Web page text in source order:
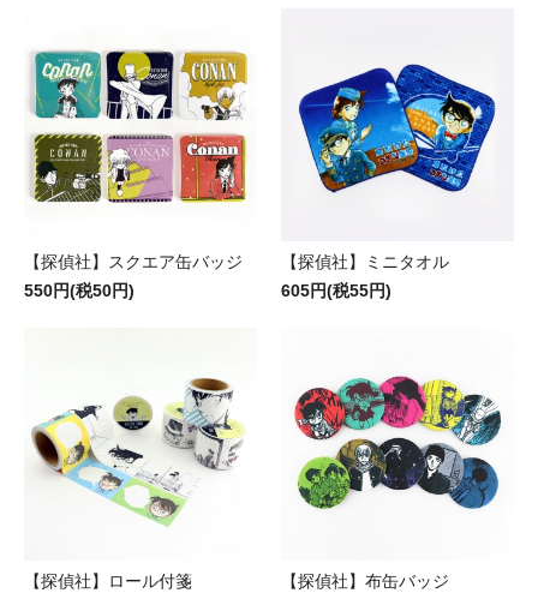
【探偵社】スクエア缶バッジ
550円(税50円)
【探偵社】ミニタオル
605円(税55円)
【探偵社】ロール付箋
【探偵社】布缶バッジ